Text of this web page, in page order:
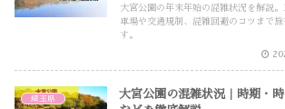
大宮公園の年末年始の混雑状況を解説
車場や交通規制、混雑回避のコツまで
す。
埼玉県
大宮公園の混雑状況｜時期・